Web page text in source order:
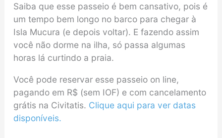
Saiba que esse passeio é bem cansativo, pois é
um tempo bem longo no barco para chegar à
Isla Mucura (e depois voltar). E fazendo assim
você não dorme na ilha, só passa algumas
horas lá curtindo a praia.
Você pode reservar esse passeio on line,
pagando em R$ (sem IOF) e com cancelamento
grátis na Civitatis. Clique aqui para ver datas
disponíveis.